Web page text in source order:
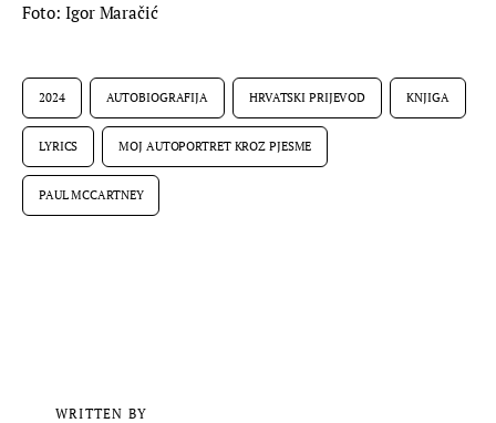
Foto: Igor Maračić
2024 AUTOBIOGRAFIJA HRVATSKI PRIJEVOD KNJIGA
LYRICS MOJ AUTOPORTRET KROZ PJESME
PAUL MCCARTNEY
WRITTEN BY